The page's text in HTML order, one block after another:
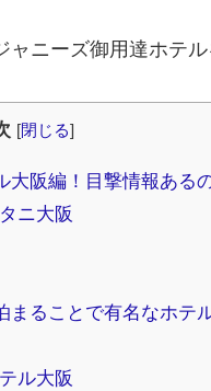
ニーズ御用達ホテ
[閉じる]
大阪編！目撃情報ある
ニ大阪
まることで有名なホテ
ル大阪